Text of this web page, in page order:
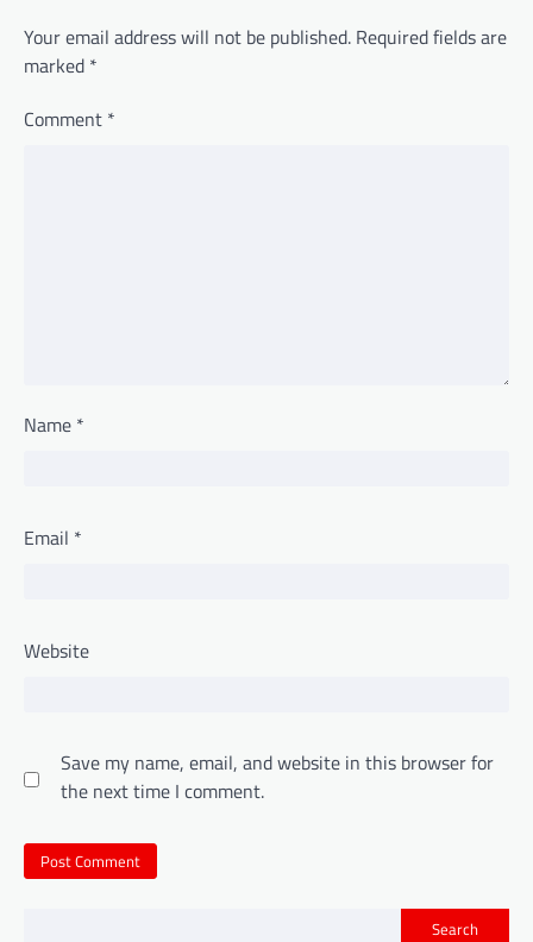
Your email address will not be published. Required fields are
marked *
Comment *
Name *
Email *
Website
Save my name, email, and website in this browser for
the next time I comment.
Search